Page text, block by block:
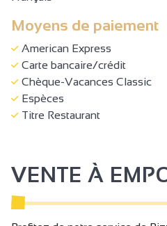
Moyens de paiement
American Express
Carte bancaire/crédit
Chèque-Vacances Classic
Espèces
Titre Restaurant
VENTE À